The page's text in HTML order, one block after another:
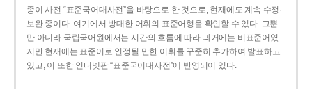
종이 사전 “표준국어대사전”을 바탕으로 한 것으로, 현재에도 계속 수정·
보완 중이다. 여기에서 방대한 어휘의 표준어형을 확인할 수 있다. 그뿐
만 아니라 국립국어원에서는 시간의 흐름에 따라 과거에는 비표준어였
지만 현재에는 표준어로 인정될 만한 어휘를 꾸준히 추가하여 발표하고
있고, 이 또한 인터넷판 “표준국어대사전”에 반영되어 있다.